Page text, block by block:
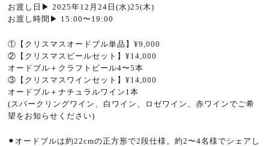
お渡し日▶︎ 2025年12月24日(水)25(木)
お渡し時間▶︎ 15:00〜19:00
①【クリスマスオードブル単品】¥9,000
②【クリスマスビールセット】¥14,000
オードブル＋クラフトビール4〜5本
③【クリスマスワインセット】¥14,000
オードブル＋ナチュラルワイン1本
(スパークリングワイン、白ワイン、ロゼワイン、赤ワインでご希
望をお知らせください)
⚫︎オードブルは約22cmの正方形で2段仕様。約2〜4名様でシェアし